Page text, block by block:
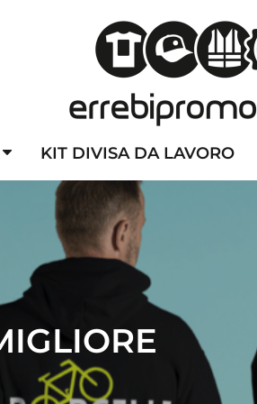
KIT DIVISA DA LAVORO
CAPPELLINI PERSONALIZZATI